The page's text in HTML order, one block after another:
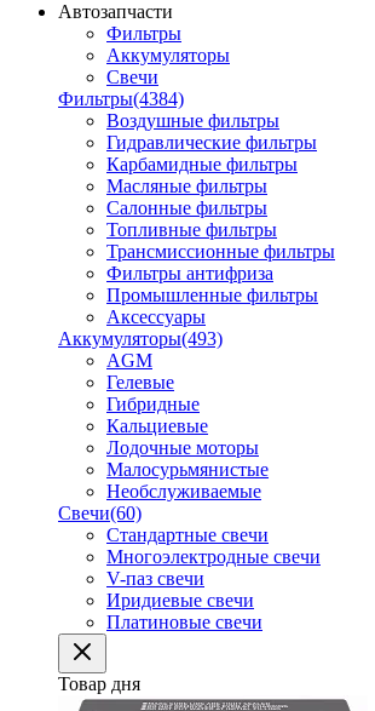
Автозапчасти
Фильтры
Аккумуляторы
Свечи
Фильтры(4384)
Воздушные фильтры
Гидравлические фильтры
Карбамидные фильтры
Масляные фильтры
Салонные фильтры
Топливные фильтры
Трансмиссионные фильтры
Фильтры антифриза
Промышленные фильтры
Аксессуары
Аккумуляторы(493)
AGM
Гелевые
Гибридные
Кальциевые
Лодочные моторы
Малосурьмянистые
Необслуживаемые
Свечи(60)
Стандартные свечи
Многоэлектродные свечи
V-паз свечи
Иридиевые свечи
Платиновые свечи
Товар дня